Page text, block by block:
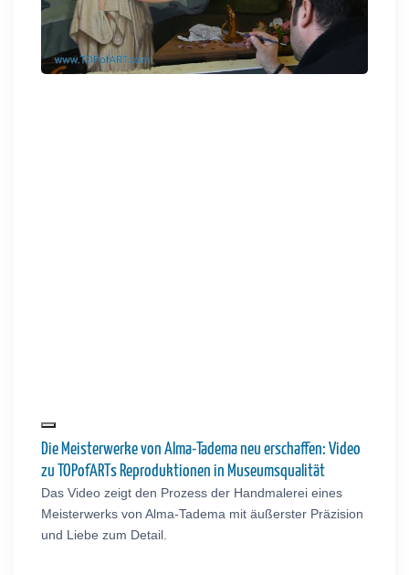
Die Meisterwerke von Alma-Tadema neu erschaffen: Video
zu TOPofARTs Reproduktionen in Museumsqualität
Das Video zeigt den Prozess der Handmalerei eines
Meisterwerks von Alma-Tadema mit äußerster Präzision
und Liebe zum Detail.